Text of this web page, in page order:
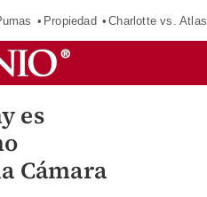
Propiedad Charlotte vs. Atlas
es
Cámara